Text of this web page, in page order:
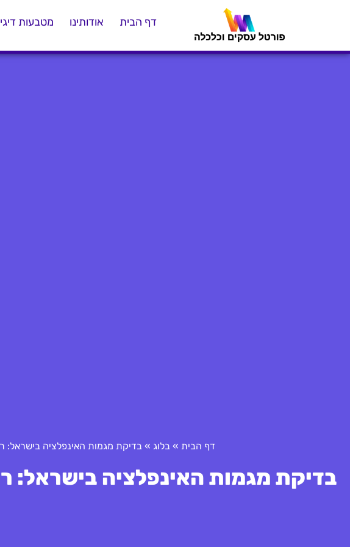
דף הבית אודותינו מטבעות
דף הבית » בלוג » בדיקת מגמות האינפלציה
בדיקת מגמות האינפלציה